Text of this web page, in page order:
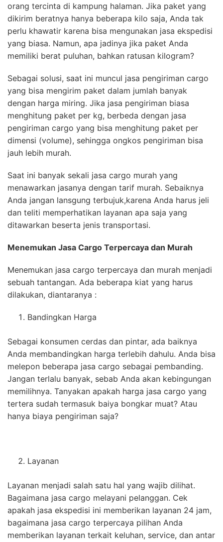
orang tercinta di kampung halaman. Jika paket yang
dikirim beratnya hanya beberapa kilo saja, Anda tak
perlu khawatir karena bisa mengunakan jasa ekspedisi
yang biasa. Namun, apa jadinya jika paket Anda
memiliki berat puluhan, bahkan ratusan kilogram?
Sebagai solusi, saat ini muncul jasa pengiriman cargo
yang bisa mengirim paket dalam jumlah banyak
dengan harga miring. Jika jasa pengiriman biasa
menghitung paket per kg, berbeda dengan jasa
pengiriman cargo yang bisa menghitung paket per
dimensi (volume), sehingga ongkos pengiriman bisa
jauh lebih murah.
Saat ini banyak sekali jasa cargo murah yang
menawarkan jasanya dengan tarif murah. Sebaiknya
Anda jangan lansgung terbujuk,karena Anda harus jeli
dan teliti memperhatikan layanan apa saja yang
ditawarkan beserta jenis transportasi.
Menemukan Jasa Cargo Terpercaya dan Murah
Menemukan jasa cargo terpercaya dan murah menjadi
sebuah tantangan. Ada beberapa kiat yang harus
dilakukan, diantaranya :
Bandingkan Harga
Sebagai konsumen cerdas dan pintar, ada baiknya
Anda membandingkan harga terlebih dahulu. Anda bisa
melepon beberapa jasa cargo sebagai pembanding.
Jangan terlalu banyak, sebab Anda akan kebingungan
memilihnya. Tanyakan apakah harga jasa cargo yang
tertera sudah termasuk baiya bongkar muat? Atau
hanya biaya pengiriman saja?
Layanan
Layanan menjadi salah satu hal yang wajib dilihat.
Bagaimana jasa cargo melayani pelanggan. Cek
apakah jasa ekspedisi ini memberikan layanan 24 jam,
bagaimana jasa cargo terpercaya pilihan Anda
memberikan layanan terkait keluhan, service, dan antar